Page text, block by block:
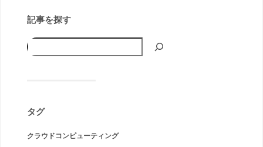
記事を探す
タグ
クラウドコンピューティング